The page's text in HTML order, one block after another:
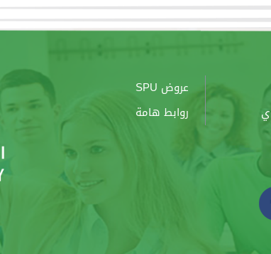
عروض SPU
روابط هامة